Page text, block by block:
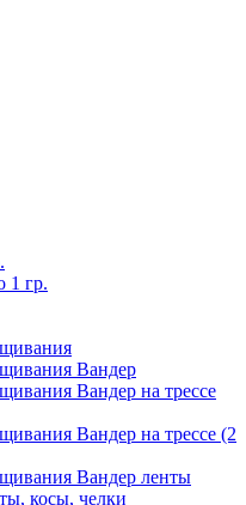
1 гр.
Вандер
Вандер на трессе
Вандер на трессе (2
Вандер ленты
косы, челки